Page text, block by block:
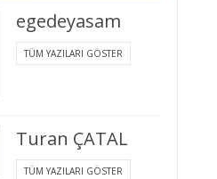
egedeyasam
TÜM YAZILARI GÖSTER
Turan ÇATAL
TÜM YAZILARI GÖSTER